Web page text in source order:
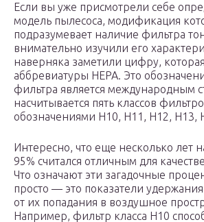
Если вы уже присмотрели себе
модель пылесоса, модификация
подразумевает наличие фильтра
внимательно изучили его
наверняка заметили цифру,
аббревиатуры HEPA. Это
фильтра является международным
насчитывается пять классов
обозначениями H10, H11, H12, H13,
Интересно, что еще несколько лет
95% считался отличным для
Что означают эти загадочные
просто — это показатели
от их попадания в воздушное
Например, фильтр класса H10